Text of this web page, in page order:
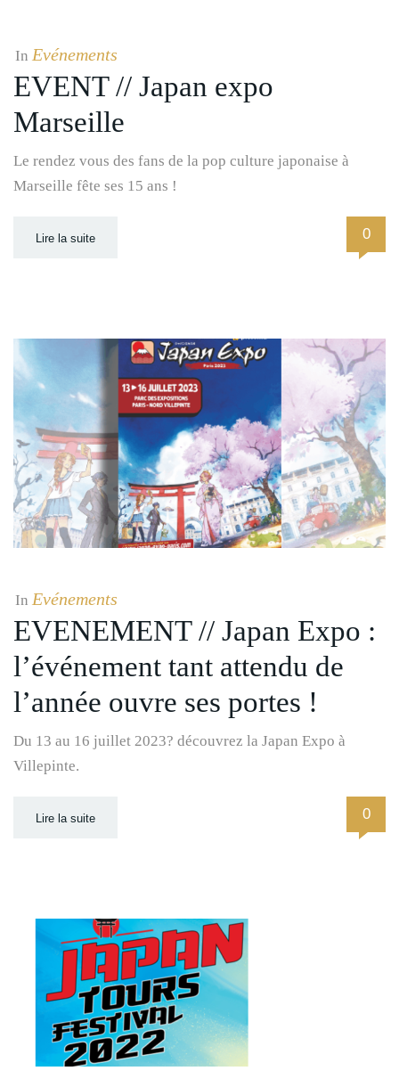
In Evénements
EVENT // Japan expo
Marseille
Le rendez vous des fans de la pop culture japonaise à
Marseille fête ses 15 ans !
Lire la suite 0
In Evénements
EVENEMENT // Japan Expo :
l’événement tant attendu de
l’année ouvre ses portes !
Du 13 au 16 juillet 2023? découvrez la Japan Expo à
Villepinte.
Lire la suite 0